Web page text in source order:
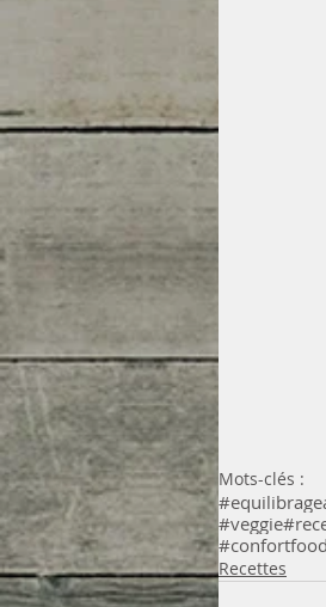
Mots-clés :
#veggie
#confortfood
Recettes